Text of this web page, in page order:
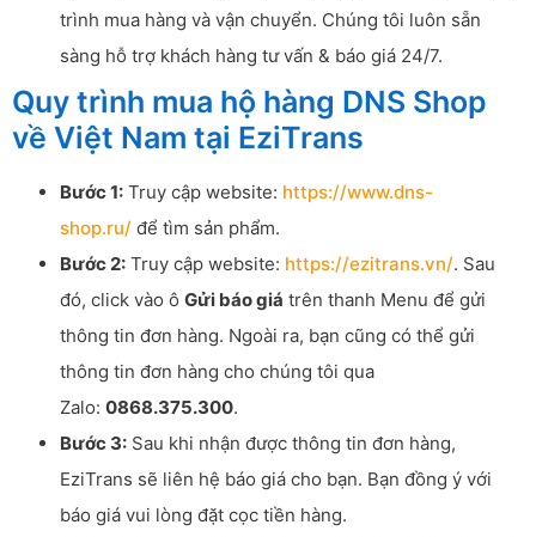
trình mua hàng và vận chuyển. Chúng tôi luôn sẵn
sàng hỗ trợ khách hàng tư vấn & báo giá 24/7.
Quy trình mua hộ hàng DNS Shop
về Việt Nam tại EziTrans
Bước 1: Truy cập website: https://www.dns-
shop.ru/ để tìm sản phẩm.
Bước 2: Truy cập website: https://ezitrans.vn/. Sau
đó, click vào ô Gửi báo giá trên thanh Menu để gửi
thông tin đơn hàng. Ngoài ra, bạn cũng có thể gửi
thông tin đơn hàng cho chúng tôi qua
Zalo: 0868.375.300.
Bước 3: Sau khi nhận được thông tin đơn hàng,
EziTrans sẽ liên hệ báo giá cho bạn. Bạn đồng ý với
báo giá vui lòng đặt cọc tiền hàng.